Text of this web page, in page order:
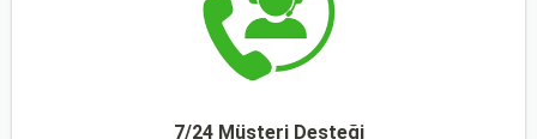
7/24 Müşteri Desteği